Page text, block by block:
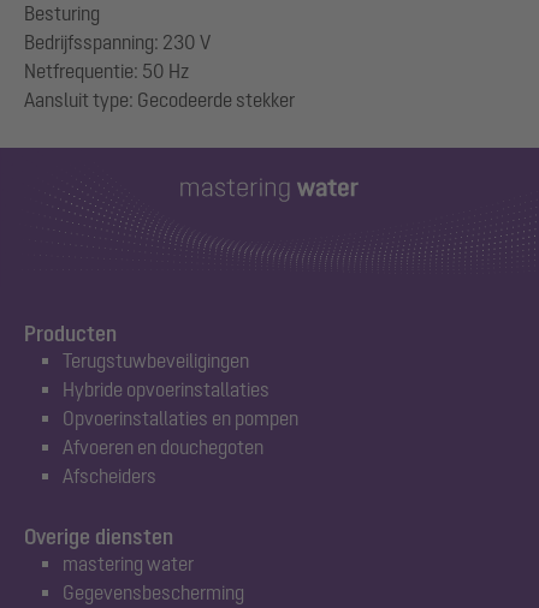
Besturing
Bedrijfsspanning: 230 V
Netfrequentie: 50 Hz
Producten
Terugstuwbeveiligingen
Hybride opvoerinstallaties
Opvoerinstallaties en pompen
Afvoeren en douchegoten
Afscheiders
Overige diensten
mastering water
Gegevensbescherming